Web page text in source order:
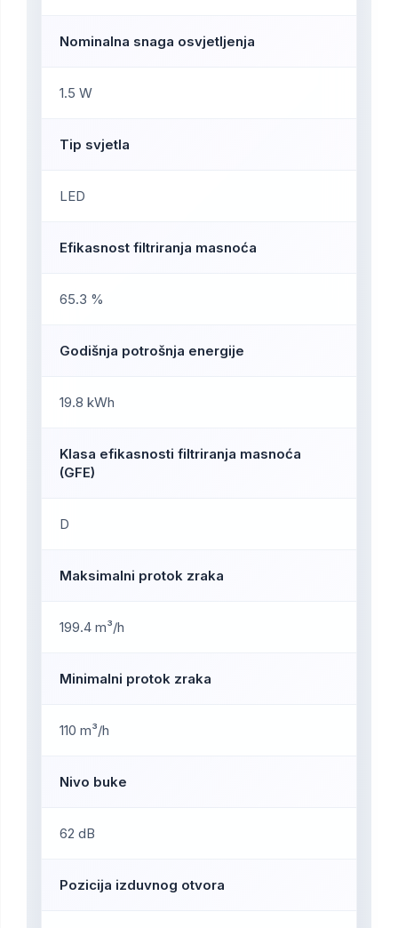
Nominalna snaga osvjetljenja
1.5 W
Tip svjetla
LED
Efikasnost filtriranja masnoća
65.3 %
Godišnja potrošnja energije
19.8 kWh
Klasa efikasnosti filtriranja masnoća
(GFE)
D
Maksimalni protok zraka
199.4 m³/h
Minimalni protok zraka
110 m³/h
Nivo buke
62 dB
Pozicija izduvnog otvora